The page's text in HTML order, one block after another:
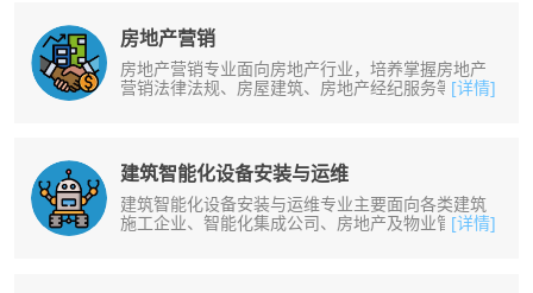
房地产营销
房地产营销专业面向房地产行业，培养掌握房地产
营销法律法规、房屋建筑、房地产经纪服务等知[详情]
建筑智能化设备安装与运维
建筑智能化设备安装与运维专业主要面向各类建筑
施工企业、智能化集成公司、房地产及物业管理企
[详情]